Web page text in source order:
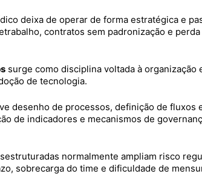
deixa de operar de forma estratégica e
contratos sem padronização e
surge como disciplina voltada à
de tecnologia.
desenho de processos, definição de fluxos
de indicadores e mecanismos de
normalmente ampliam risco
sobrecarga do time e dificuldade de